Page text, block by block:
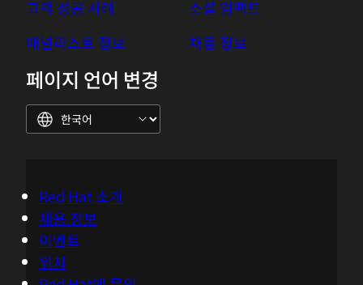
체험, 구매 & 영업
Red Hat 스토어
온라인 구입(일본)
Console
구매 문의처
고객 서비스에 문의하기
교육 문의
소셜 미디어